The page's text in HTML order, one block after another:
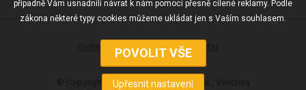
případně Vám usnadnili návrat k nám pomocí přesně cílené reklamy. Podle
zákona některé typy cookies můžeme ukládat jen s Vaším souhlasem.
Podmínky užívání Mapa webu
© Copyright ELEKTRO S.M.S., spol s r.o., Všechna